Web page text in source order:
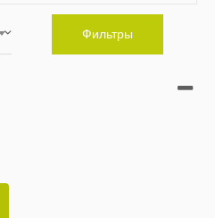
Фильтры